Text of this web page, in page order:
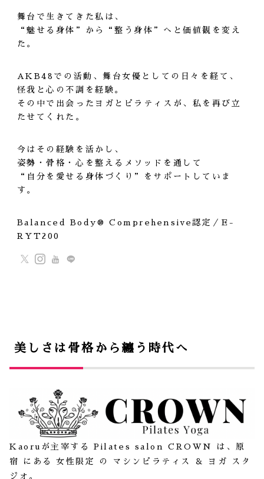
舞台で生きてきた私は、
“魅せる身体”から“整う身体”へと価値観を変え
た。
AKB48での活動、舞台女優としての日々を経て、
怪我と心の不調を経験。
その中で出会ったヨガとピラティスが、私を再び立
たせてくれた。
今はその経験を活かし、
姿勢・骨格・心を整えるメソッドを通して
“自分を愛せる身体づくり”をサポートしていま
す。
Balanced Body®︎ Comprehensive認定／E-
RYT200
美しさは骨格から纏う時代へ
Kaoruが主宰する Pilates salon CROWN は、原
宿 にある 女性限定 の マシンピラティス ＆ ヨガ スタ
ジオ。